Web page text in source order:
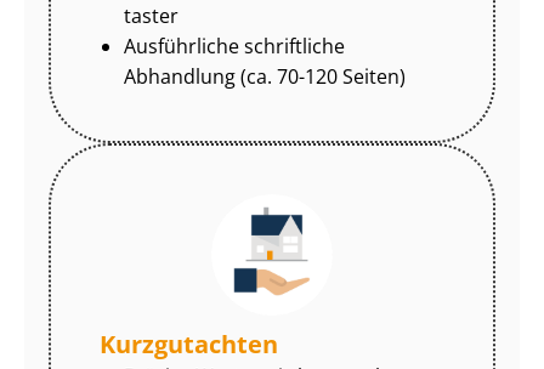
tas­ter
Ausführliche schriftliche
Abhandlung (ca. 70-120 Seiten)
Kurzgutachten